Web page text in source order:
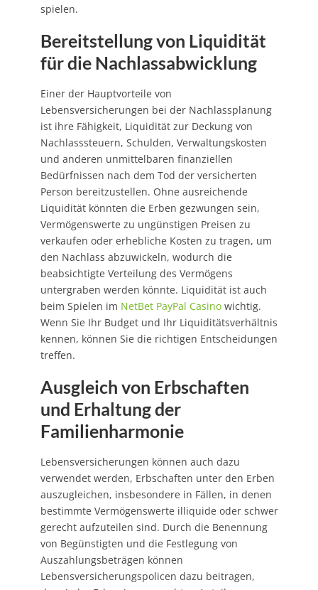
spielen.
Bereitstellung von Liquidität
für die Nachlassabwicklung
Einer der Hauptvorteile von
Lebensversicherungen bei der Nachlassplanung
ist ihre Fähigkeit, Liquidität zur Deckung von
Nachlasssteuern, Schulden, Verwaltungskosten
und anderen unmittelbaren finanziellen
Bedürfnissen nach dem Tod der versicherten
Person bereitzustellen. Ohne ausreichende
Liquidität könnten die Erben gezwungen sein,
Vermögenswerte zu ungünstigen Preisen zu
verkaufen oder erhebliche Kosten zu tragen, um
den Nachlass abzuwickeln, wodurch die
beabsichtigte Verteilung des Vermögens
untergraben werden könnte. Liquidität ist auch
beim Spielen im NetBet PayPal Casinowichtig.
Wenn Sie Ihr Budget und Ihr Liquiditätsverhältnis
kennen, können Sie die richtigen Entscheidungen
treffen.
Ausgleich von Erbschaften
und Erhaltung der
Familienharmonie
Lebensversicherungen können auch dazu
verwendet werden, Erbschaften unter den Erben
auszugleichen, insbesondere in Fällen, in denen
bestimmte Vermögenswerte illiquide oder schwer
gerecht aufzuteilen sind. Durch die Benennung
von Begünstigten und die Festlegung von
Auszahlungsbeträgen können
Lebensversicherungspolicen dazu beitragen,